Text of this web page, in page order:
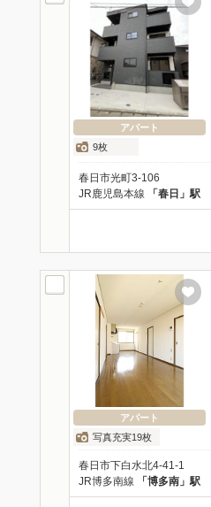
アパート
9枚
春日市光町3-106
JR鹿児島本線 「春日」駅
アパート
写真充実19枚
春日市下白水北4-41-1
JR博多南線 「博多南」駅